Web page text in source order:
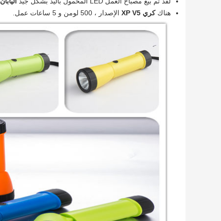
هناككري XP V5 الإصدار ، 500 لومن و 5 ساعات عمل.